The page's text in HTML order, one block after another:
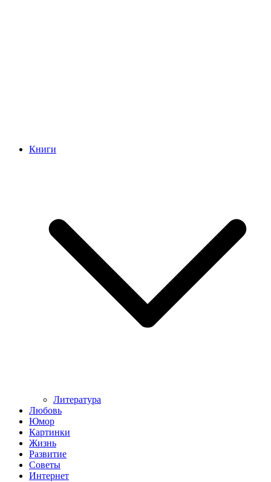
Книги
Литература
Любовь
Юмор
Картинки
Жизнь
Развитие
Советы
Интернет